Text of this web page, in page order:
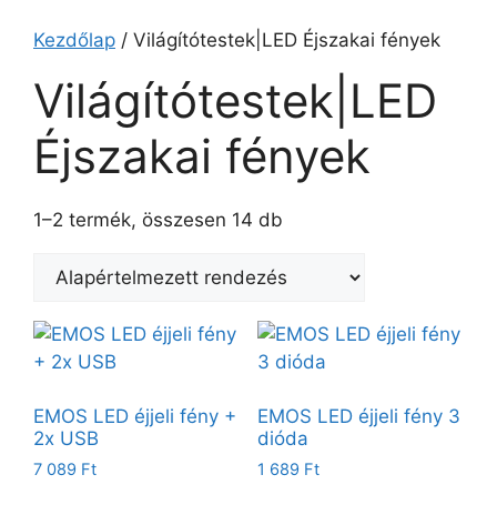
Kezdőlap / Világítótestek|LED Éjszakai fények
Világítótestek|LED
Éjszakai fények
1–2 termék, összesen 14 db
EMOS LED éjjeli fény +
2x USB
7 089 Ft
EMOS LED éjjeli fény 3
dióda
1 689 Ft